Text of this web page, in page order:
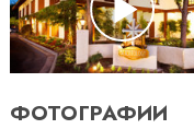
ФОТОГРАФИИ